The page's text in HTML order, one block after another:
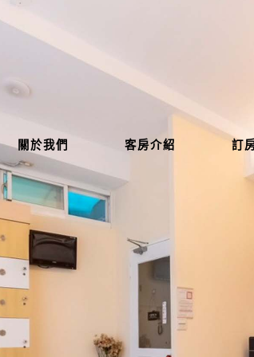
關於我們 客房介紹 訂